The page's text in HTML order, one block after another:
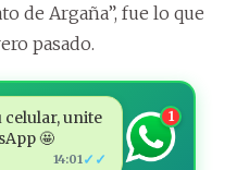
de Argaña”, fue lo que
pasado.
celular, unite
🤩
14:01 ✓✓
1